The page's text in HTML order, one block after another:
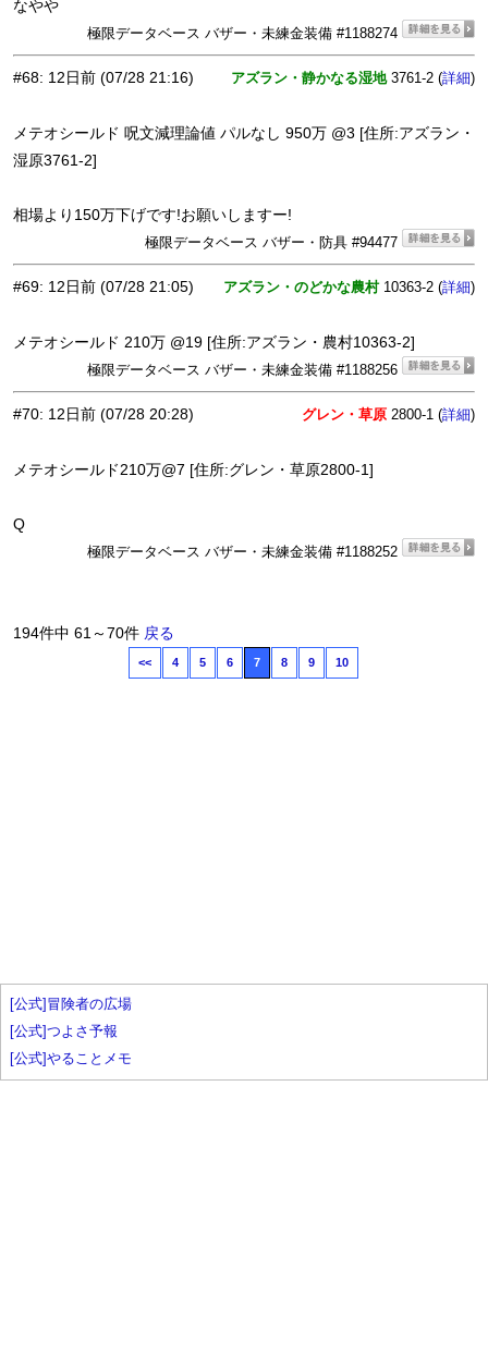
なやや
極限データベース バザー・未練金装備 #1188274
#68: 12日前 (07/28 21:16) アズラン・静かなる湿地3761-2 (詳細)
メテオシールド 呪文減理論値 パルなし 950万 @3 [住所:アズラン・
湿原3761-2]
相場より150万下げです!お願いしますー!
極限データベース バザー・防具 #94477
#69: 12日前 (07/28 21:05) アズラン・のどかな農村10363-2 (詳細)
メテオシールド 210万 @19 [住所:アズラン・農村10363-2]
極限データベース バザー・未練金装備 #1188256
#70: 12日前 (07/28 20:28) グレン・草原 2800-1 (詳細)
メテオシールド210万@7 [住所:グレン・草原2800-1]
Q
極限データベース バザー・未練金装備 #1188252
194件中 61～70件 戻る
<< 4 5 6 7 8 9 10
[公式]冒険者の広場
[公式]つよさ予報
[公式]やることメモ